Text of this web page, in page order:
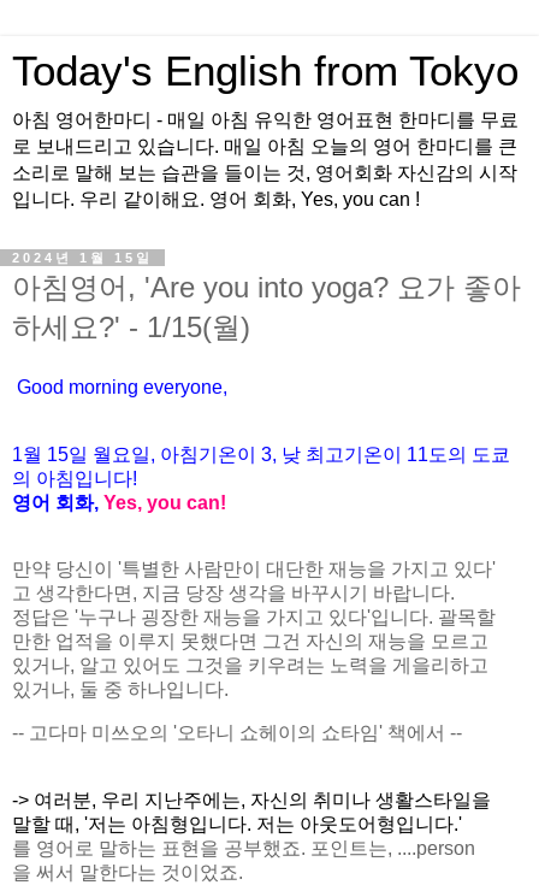
Today's English from Tokyo
아침 영어한마디 - 매일 아침 유익한 영어표현 한마디를 무료
로 보내드리고 있습니다. 매일 아침 오늘의 영어 한마디를 큰
소리로 말해 보는 습관을 들이는 것, 영어회화 자신감의 시작
입니다. 우리 같이해요. 영어 회화, Yes, you can !
2024년 1월 15일
아침영어, 'Are you into yoga? 요가 좋아
하세요?' - 1/15(월)
Good morning everyone,
1월 15일 월 요일, 아침기온이 3, 낮 최고기온이 11도의 도쿄
의 아침입니다!
영어 회화, Yes, you can!
만약 당신이 '특별한 사람만이 대단한 재능을 가지고 있다'
고 생각한다면, 지금 당장 생각을 바꾸시기 바랍니다.
정답은 '누구나 굉장한 재능을 가지고 있다'입니다. 괄목할
만한 업적을 이루지 못했다면 그건 자신의 재능을 모르고
있거나, 알고 있어도 그것을 키우려는 노력을 게을리하고
있거나, 둘 중 하나입니다.
-- 고다마 미쓰오의 '오타니 쇼헤이의 쇼타임' 책에서 --
-> 여러분, 우리 지난주에는, 자신의 취미나 생활스타일을
말할 때, '저는 아침형입니다. 저는 아웃도어형입니다.'
를 영어로 말하는 표현을 공부했죠. 포인트는, ....person
을 써서 말한다는 것이었죠.